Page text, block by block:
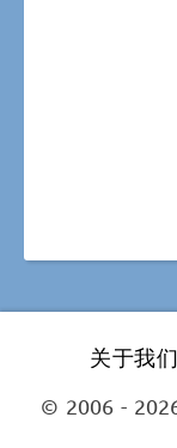
关于我们
© 2006 -